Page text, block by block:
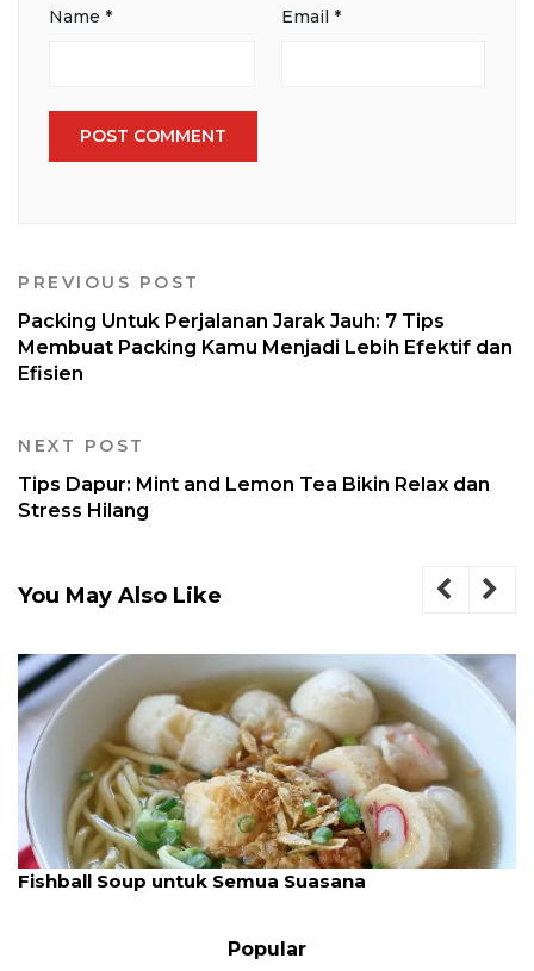
Name * Email *
PREVIOUS POST
Packing Untuk Perjalanan Jarak Jauh: 7 Tips
Membuat Packing Kamu Menjadi Lebih Efektif dan
Efisien
NEXT POST
Tips Dapur: Mint and Lemon Tea Bikin Relax dan
Stress Hilang
You May Also Like
Fishball Soup untuk Semua Suasana
Popular